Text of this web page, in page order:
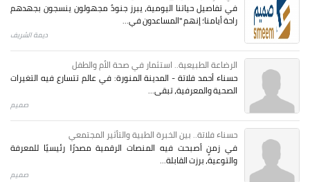
في تفاصيل حياتنا اليومية، يبرز جنودٌ مجهولون ينسجون بجهدهم
راحة أيامنا؛ إنهم "المساعدون في...
ديمة الشريف
الرضاعة الطبيعية.. استثمار في صحة الأم والطفل
حسناء أحمد فلاتة - المدينة المنورة: في عالم تتسارع فيه التغيرات
الصحية والمعرفية، تبقى...
صميم
حسناء فلاتة.. بين الخبرة الطبية والتأثير المجتمعي
في زمنٍ أصبحت فيه المنصات الرقمية مصدرًا رئيسيًا للمعرفة
والتوعية، برزت القابلة...
صميم